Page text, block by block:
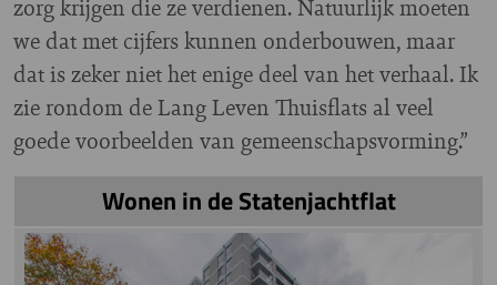
zorg krijgen die ze verdienen. Natuurlijk moeten
we dat met cijfers kunnen onderbouwen, maar
dat is zeker niet het enige deel van het verhaal. Ik
zie rondom de Lang Leven Thuisflats al veel
goede voorbeelden van gemeenschapsvorming.”
Wonen in de Statenjachtflat
Image